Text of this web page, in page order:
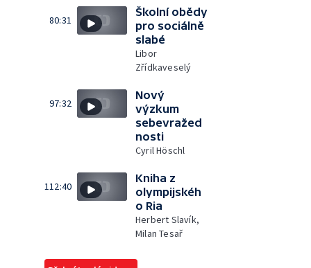
80:31
Školní obědy
pro sociálně
slabé
Libor
Zřídkaveselý
97:32
Nový
výzkum
sebevražed
nosti
Cyril Höschl
112:40
Kniha z
olympijskéh
o Ria
Herbert Slavík,
Milan Tesař